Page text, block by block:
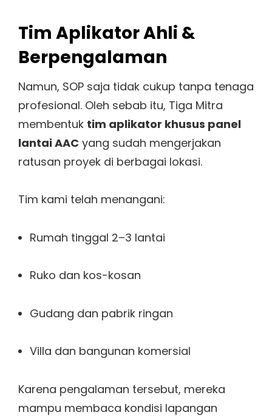
Tim Aplikator Ahli &
Berpengalaman
Namun, SOP saja tidak cukup tanpa tenaga
profesional. Oleh sebab itu, Tiga Mitra
membentuk tim aplikator khusus panel
lantai AAC yang sudah mengerjakan
ratusan proyek di berbagai lokasi.
Tim kami telah menangani:
Rumah tinggal 2–3 lantai
Ruko dan kos-kosan
Gudang dan pabrik ringan
Villa dan bangunan komersial
Karena pengalaman tersebut, mereka
mampu membaca kondisi lapangan